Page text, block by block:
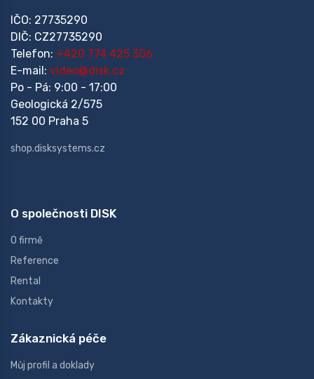
IČO: 27735290
DIČ: CZ27735290
Telefon: +420 774 425 306
E-mail: video@disk.cz
Po - Pá: 9:00 - 17:00
Geologická 2/575
152 00 Praha 5
shop.disksystems.cz
O společnosti DISK
O firmě
Reference
Rental
Kontakty
Zákaznická péče
Můj profil a doklady